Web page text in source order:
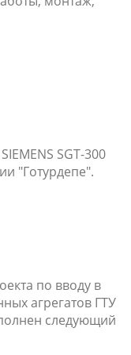
SGT-300
"Готурдепе".
по вводу в
агрегатов ГТУ
следующий